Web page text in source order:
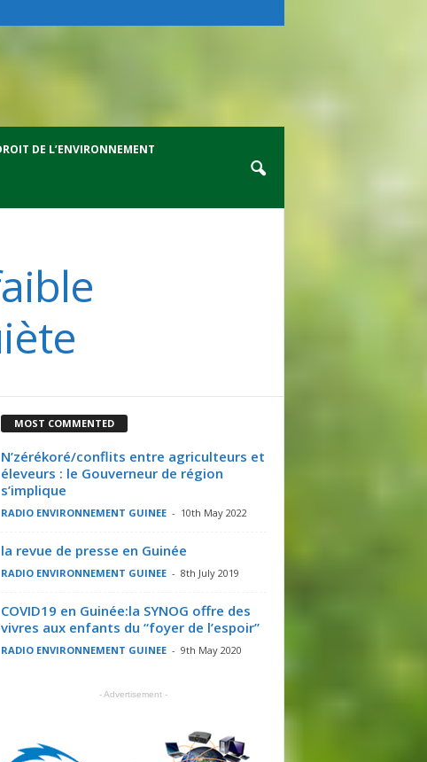
DE L’ENVIRONNEMENT
MOST COMMENTED
N’zérékoré/conflits entre agriculteurs et
éleveurs : le Gouverneur de région
s’implique
RADIO ENVIRONNEMENT GUINEE - 10th May 2022
la revue de presse en Guinée
RADIO ENVIRONNEMENT GUINEE - 8th July 2019
COVID19 en Guinée:la SYNOG offre des
vivres aux enfants du “foyer de l’espoir”
RADIO ENVIRONNEMENT GUINEE - 9th May 2020
- Advertisement -